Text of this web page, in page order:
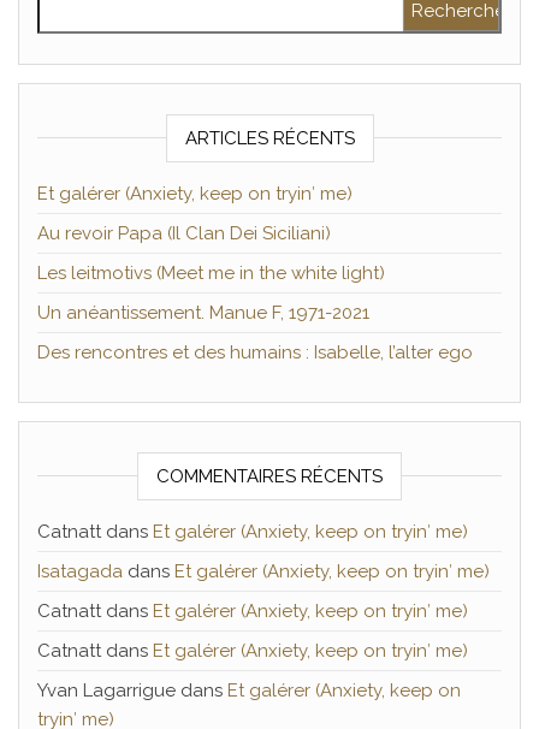
ARTICLES RÉCENTS
Et galérer (Anxiety, keep on tryin′ me)
Au revoir Papa (Il Clan Dei Siciliani)
Les leitmotivs (Meet me in the white light)
Un anéantissement. Manue F, 1971-2021
Des rencontres et des humains : Isabelle, l’alter ego
COMMENTAIRES RÉCENTS
Catnattdans Et galérer (Anxiety, keep on tryin′ me)
Isatagada dans Et galérer (Anxiety, keep on tryin′ me)
Catnattdans Et galérer (Anxiety, keep on tryin′ me)
Catnattdans Et galérer (Anxiety, keep on tryin′ me)
Yvan Lagarrigue dans Et galérer (Anxiety, keep on
tryin′ me)